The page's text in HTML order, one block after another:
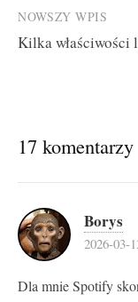
NOWSZY WPIS
Kilka właściwości
17 komentarzy
Borys
2026-03-
Dla mnie Spotify